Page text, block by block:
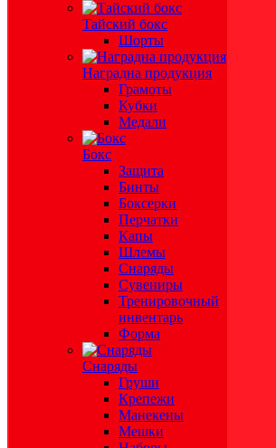
Тайский бокс
Шорты
Наградна продукция
Грамоты
Кубки
Медали
Бокс
Защита
Бинты
Боксерки
Перчатки
Капы
Шлемы
Снаряды
Сувениры
Тренировочный
инвентарь
Форма
Снаряды
Груши
Крепежи
Манекены
Мешки